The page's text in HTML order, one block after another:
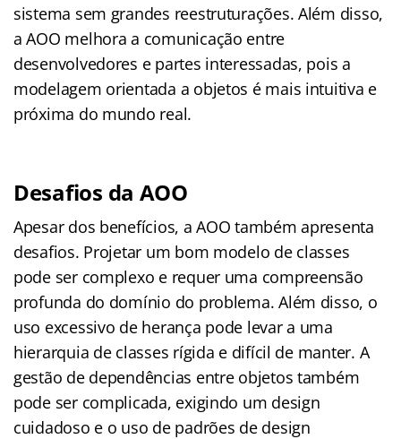
sistema sem grandes reestruturações. Além disso,
a AOO melhora a comunicação entre
desenvolvedores e partes interessadas, pois a
modelagem orientada a objetos é mais intuitiva e
próxima do mundo real.
Desafios da AOO
Apesar dos benefícios, a AOO também apresenta
desafios. Projetar um bom modelo de classes
pode ser complexo e requer uma compreensão
profunda do domínio do problema. Além disso, o
uso excessivo de herança pode levar a uma
hierarquia de classes rígida e difícil de manter. A
gestão de dependências entre objetos também
pode ser complicada, exigindo um design
cuidadoso e o uso de padrões de design